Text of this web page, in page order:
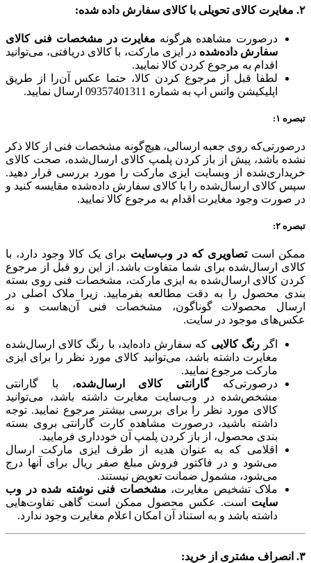
۲. مغایرت کالای تحویلی با کالای سفارش داده شده:
درصورت مشاهده هرگونه مغایرت در مشخصات فنی کالای
سفارش داده‌شده در ایزی مارکت، با کالای دریافتی، می‌توانید
اقدام به مرجوع کردن کالا نمایید.
لطفا قبل از مرجوع کردن کالا، حتما عکس آن‌را از طریق
اپلیکیشن واتس اپ به شماره 09357401311 ارسال نمایید.
تبصره ۱:
درصورتی‌که روی جعبه ارسالی، هیچ‌گونه مشخصات فنی از کالا ذکر
نشده باشد، پیش از باز کردن پلمپ کالای ارسال‌شده، صحت کالای
خریداری‌شده از وبسایت ایزی مارکت را مورد بررسی قرار دهید.
سپس کالای ارسال‌شده را با کالای سفارش داده‌شده مقایسه کنید و
در صورت وجود مغایرت اقدام به مرجوع کالا نمایید.
تبصره ۲:
ممکن استتصاویری که در وب‌سایت برای یک کالا وجود دارد، با
کالای ارسال‌شده برای شما متفاوت باشد. از این رو قبل از مرجوع
کردن کالای ارسال‌شده به ایزی مارکت، مشخصات فنی روی بسته
بندی محصول را به دقت مطالعه بفرمایید. زیرا ملاک اصلی در
ارسال محصولات گوناگون، مشخصات فنی آن‌هاست و نه
عکس‌های موجود در سایت.
اگررنگ کالایی که سفارش داده‌اید، با رنگ کالای ارسال‌شده
مغایرت داشته باشد، می‌توانید کالای مورد نظر را برای ایزی
مارکت مرجوع نمایید.
درصورتی‌کهگارانتی کالای ارسال‌شده، با گارانتی
مشخص‌شده در وب‌سایت مغایرت داشته باشد، می‌توانید
کالای مورد نظر را برای بررسی بیشتر مرجوع نمایید. توجه
داشته باشید، درصورت مشاهده کارت گارانتی بروی بسته
بندی محصول، از باز کردن پلمپ آن خودداری فرمایید.
اقلامی که به عنوان هدیه از طرف ایزی مارکت ارسال
می‌شود و در فاکتور فروش مبلغ صفر ریال برای آنها درج
می‌شود، مشمول ضمانت تعویض نیستند.
ملاک تشخیص مغایرت، مشخصات فنی نوشته شده در وب
سایت است. عکس محصول ممکن است گاهی تفاوت‌هایی
داشته باشد و به استناد آن امکان اعلام مغایرت وجود ندارد.
۳. انصراف مشتری از خرید: